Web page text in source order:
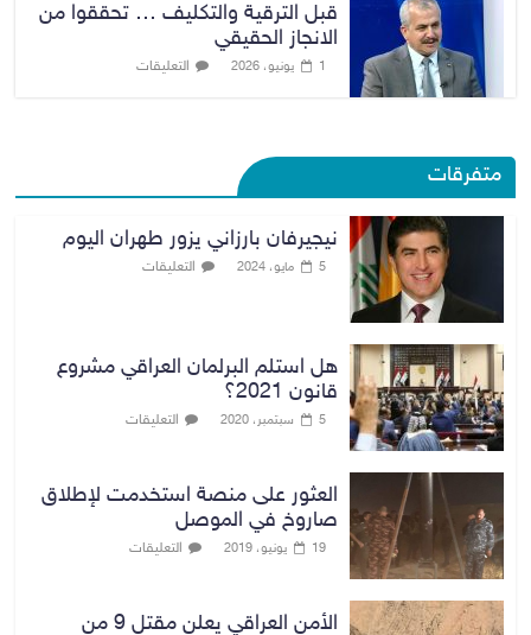
قبل الترقية والتكليف … تحققوا من
الانجاز الحقيقي
1 يونيو، 2026 التعليقات
متفرقات
نيجيرفان بارزاني يزور طهران اليوم
5 مايو، 2024 التعليقات
هل استلم البرلمان العراقي مشروع
قانون 2021؟
5 سبتمبر، 2020 التعليقات
العثور على منصة استخدمت لإطلاق
صاروخ في الموصل
19 يونيو، 2019 التعليقات
الأمن العراقي يعلن مقتل 9 من